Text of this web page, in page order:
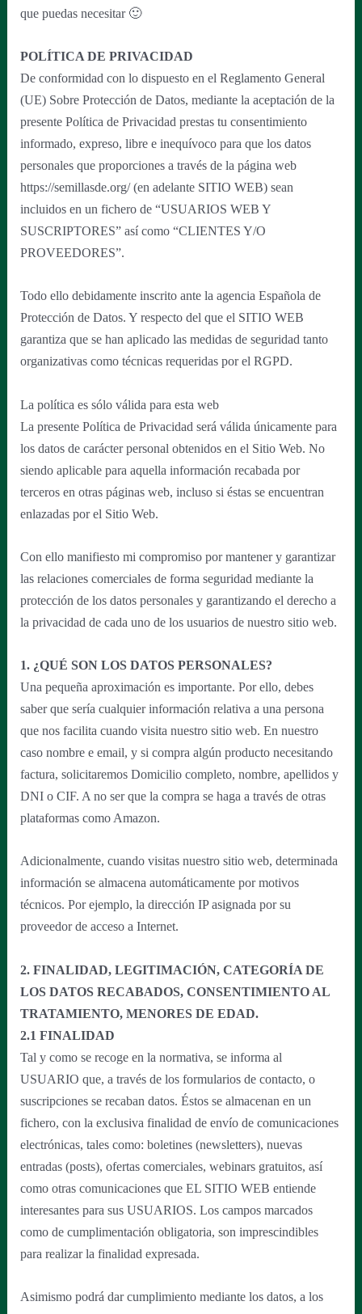
que puedas necesitar 🙂
POLÍTICA DE PRIVACIDAD
De conformidad con lo dispuesto en el Reglamento General
(UE) Sobre Protección de Datos, mediante la aceptación de la
presente Política de Privacidad prestas tu consentimiento
informado, expreso, libre e inequívoco para que los datos
personales que proporciones a través de la página web
https://semillasde.org/ (en adelante SITIO WEB) sean
incluidos en un fichero de “USUARIOS WEB Y
SUSCRIPTORES” así como “CLIENTES Y/O
PROVEEDORES”.
Todo ello debidamente inscrito ante la agencia Española de
Protección de Datos. Y respecto del que el SITIO WEB
garantiza que se han aplicado las medidas de seguridad tanto
organizativas como técnicas requeridas por el RGPD.
La política es sólo válida para esta web
La presente Política de Privacidad será válida únicamente para
los datos de carácter personal obtenidos en el Sitio Web. No
siendo aplicable para aquella información recabada por
terceros en otras páginas web, incluso si éstas se encuentran
enlazadas por el Sitio Web.
Con ello manifiesto mi compromiso por mantener y garantizar
las relaciones comerciales de forma seguridad mediante la
protección de los datos personales y garantizando el derecho a
la privacidad de cada uno de los usuarios de nuestro sitio web.
1. ¿QUÉ SON LOS DATOS PERSONALES?
Una pequeña aproximación es importante. Por ello, debes
saber que sería cualquier información relativa a una persona
que nos facilita cuando visita nuestro sitio web. En nuestro
caso nombre e email, y si compra algún producto necesitando
factura, solicitaremos Domicilio completo, nombre, apellidos y
DNI o CIF. A no ser que la compra se haga a través de otras
plataformas como Amazon.
Adicionalmente, cuando visitas nuestro sitio web, determinada
información se almacena automáticamente por motivos
técnicos. Por ejemplo, la dirección IP asignada por su
proveedor de acceso a Internet.
2. FINALIDAD, LEGITIMACIÓN, CATEGORÍA DE
LOS DATOS RECABADOS, CONSENTIMIENTO AL
TRATAMIENTO, MENORES DE EDAD.
2.1 FINALIDAD
Tal y como se recoge en la normativa, se informa al
USUARIO que, a través de los formularios de contacto, o
suscripciones se recaban datos. Éstos se almacenan en un
fichero, con la exclusiva finalidad de envío de comunicaciones
electrónicas, tales como: boletines (newsletters), nuevas
entradas (posts), ofertas comerciales, webinars gratuitos, así
como otras comunicaciones que EL SITIO WEB entiende
interesantes para sus USUARIOS. Los campos marcados
como de cumplimentación obligatoria, son imprescindibles
para realizar la finalidad expresada.
Asimismo podrá dar cumplimiento mediante los datos, a los